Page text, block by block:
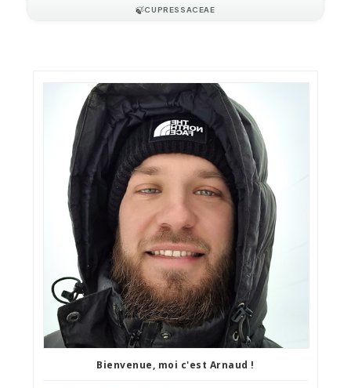
🍃CUPRESSACEAE
Bienvenue, moi c'est Arnaud !